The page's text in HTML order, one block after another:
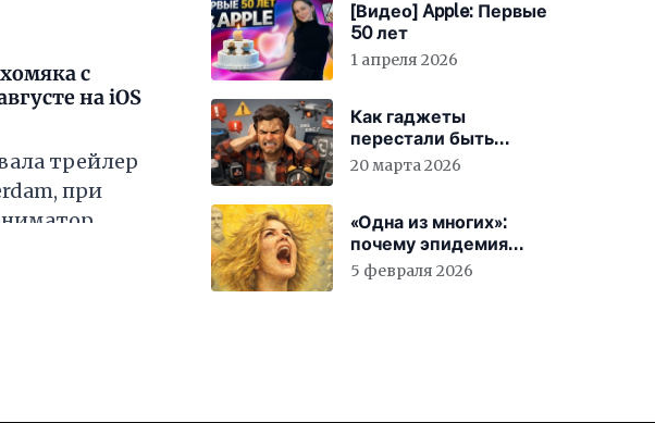
с
на iOS
трейлер
при
из ​​кунг-фу-
[Видео] Apple: Первые
50 лет
1 апреля 2026
Как гаджеты
перестали быть
просто устройствами и
20 марта 2026
«Одна из многих»:
почему эпидемия
счастья страшнее
5 февраля 2026